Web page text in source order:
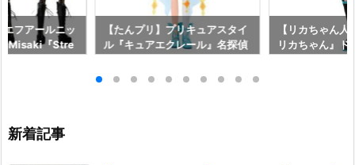
フアールニッ
Misaki『Stre
【たんプリ】プリキュアスタイ
ル『キュアエクレール』名探偵
ダイ】より2026年7月25日発
【リカちゃん
リカちゃん』ド
新着記事